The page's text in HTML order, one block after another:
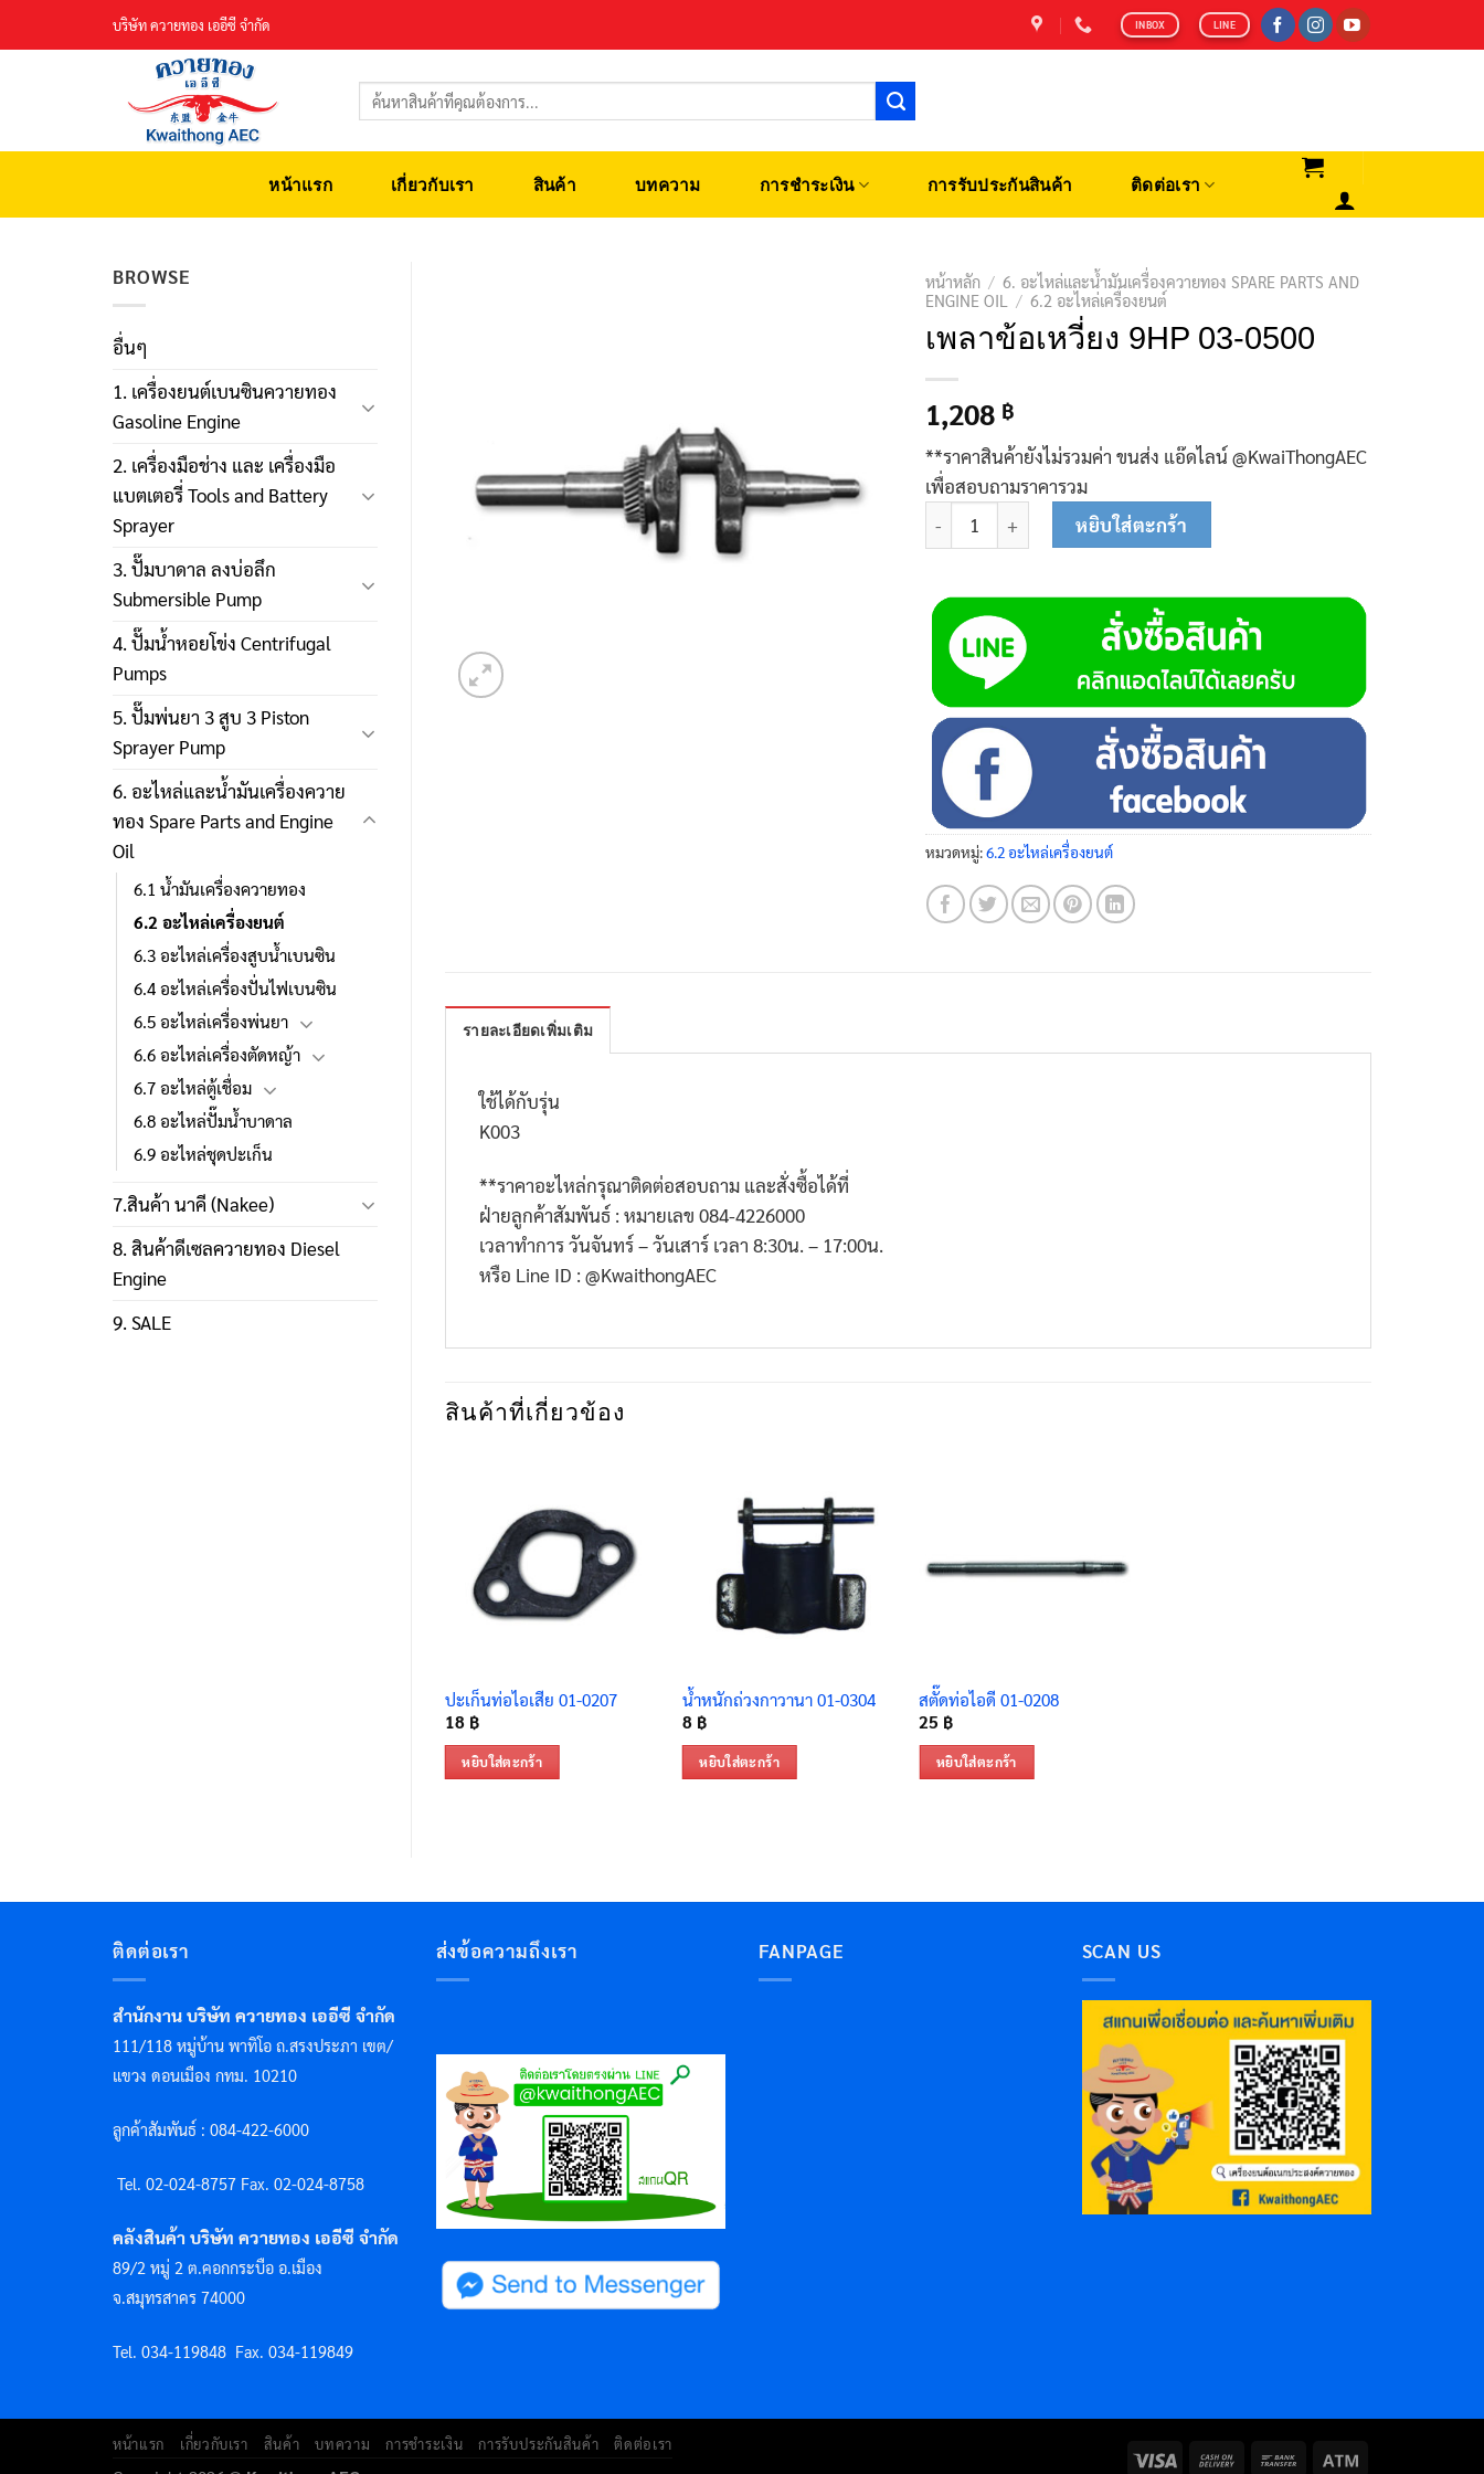
บริษัท ควายทอง เออีซี จำกัด INBOX LINE
ค้นหา:
หน้าแรก เกี่ยวกับเรา สินค้า บทความ การชำระเงิน การรับประกันสินค้า ติดต่อเรา
BROWSE
อื่นๆ
1. เครื่องยนต์เบนซินควายทอง
Gasoline Engine
2. เครื่องมือช่าง และ เครื่องมือ
แบตเตอรี่ Tools and Battery
Sprayer
3. ปั๊มบาดาล ลงบ่อลึก
Submersible Pump
4. ปั๊มน้ำหอยโข่ง Centrifugal
Pumps
5. ปั๊มพ่นยา 3 สูบ 3 Piston
Sprayer Pump
6. อะไหล่และน้ำมันเครื่องควาย
ทอง Spare Parts and Engine
Oil
6.1 น้ำมันเครื่องควายทอง
6.2 อะไหล่เครื่องยนต์
6.3 อะไหล่เครื่องสูบน้ำเบนซิน
6.4 อะไหล่เครื่องปั่นไฟเบนซิน
6.5 อะไหล่เครื่องพ่นยา
6.6 อะไหล่เครื่องตัดหญ้า
6.7 อะไหล่ตู้เชื่อม
6.8 อะไหล่ปั๊มน้ำบาดาล
6.9 อะไหล่ชุดปะเก็น
7.สินค้า นาคี (Nakee)
8. สินค้าดีเซลควายทอง Diesel
Engine
9. SALE
หน้าหลัก / 6. อะไหล่และน้ำมันเครื่องควายทอง SPARE PARTS AND
ENGINE OIL
/ 6.2 อะไหล่เครื่องยนต์
เพลาข้อเหวี่ยง 9HP 03-0500
1,208 ฿
**ราคาสินค้ายังไม่รวมค่า ขนส่ง แอ๊ดไลน์ @KwaiThongAEC
เพื่อสอบถามราคารวม
จำนวน เพลาข้อเหวี่ยง 9HP 03-0500 ชิ้น
หยิบใส่ตะกร้า
หมวดหมู่:6.2 อะไหล่เครื่องยนต์
รายละเอียดเพิ่มเติม
ใช้ได้กับรุ่น
K003
**ราคาอะไหล่กรุณาติดต่อสอบถาม และสั่งซื้อได้ที่
ฝ่ายลูกค้าสัมพันธ์ : หมายเลข 084-4226000
เวลาทำการ วันจันทร์ – วันเสาร์ เวลา 8:30น. – 17:00น.
หรือ Line ID : @KwaithongAEC
สินค้าที่เกี่ยวข้อง
ปะเก็นท่อไอเสีย 01-0207
18 ฿
หยิบใส่ตะกร้า
น้ำหนักถ่วงกาวานา 01-0304
8 ฿
หยิบใส่ตะกร้า
สตั๊ดท่อไอดี 01-0208
25 ฿
หยิบใส่ตะกร้า
ติดต่อเรา
สำนักงาน บริษัท ควายทอง เออีซี จำกัด
111/118 หมู่บ้าน พาทิโอ ถ.สรงประภา เขต/
แขวง ดอนเมือง กทม. 10210
ลูกค้าสัมพันธ์ : 084-422-6000
Tel. 02-024-8757 Fax. 02-024-8758
คลังสินค้า บริษัท ควายทอง เออีซี จำกัด
89/2 หมู่ 2 ต.คอกกระบือ อ.เมือง
จ.สมุทรสาคร 74000
Tel. 034-119848 Fax. 034-119849
ส่งข้อความถึงเรา FANPAGE SCAN US
หน้าแรก เกี่ยวกับเรา สินค้า บทความ การชำระเงิน การรับประกันสินค้า ติดต่อเรา